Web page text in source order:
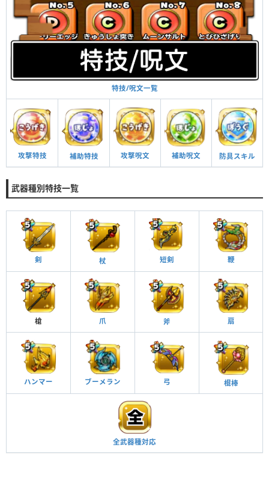
特技/呪文一覧
攻撃特技 補助特技 攻撃呪文 補助呪文 防具スキル
武器種別特技一覧
剣 杖 短剣 鞭
槍 爪 斧 扇
ハンマー ブーメラン 弓 棍棒
全武器種対応